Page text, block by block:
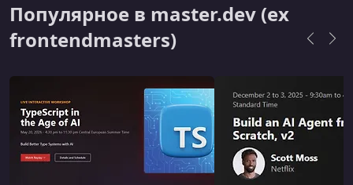
Популярное в master.dev (ex
frontendmasters)